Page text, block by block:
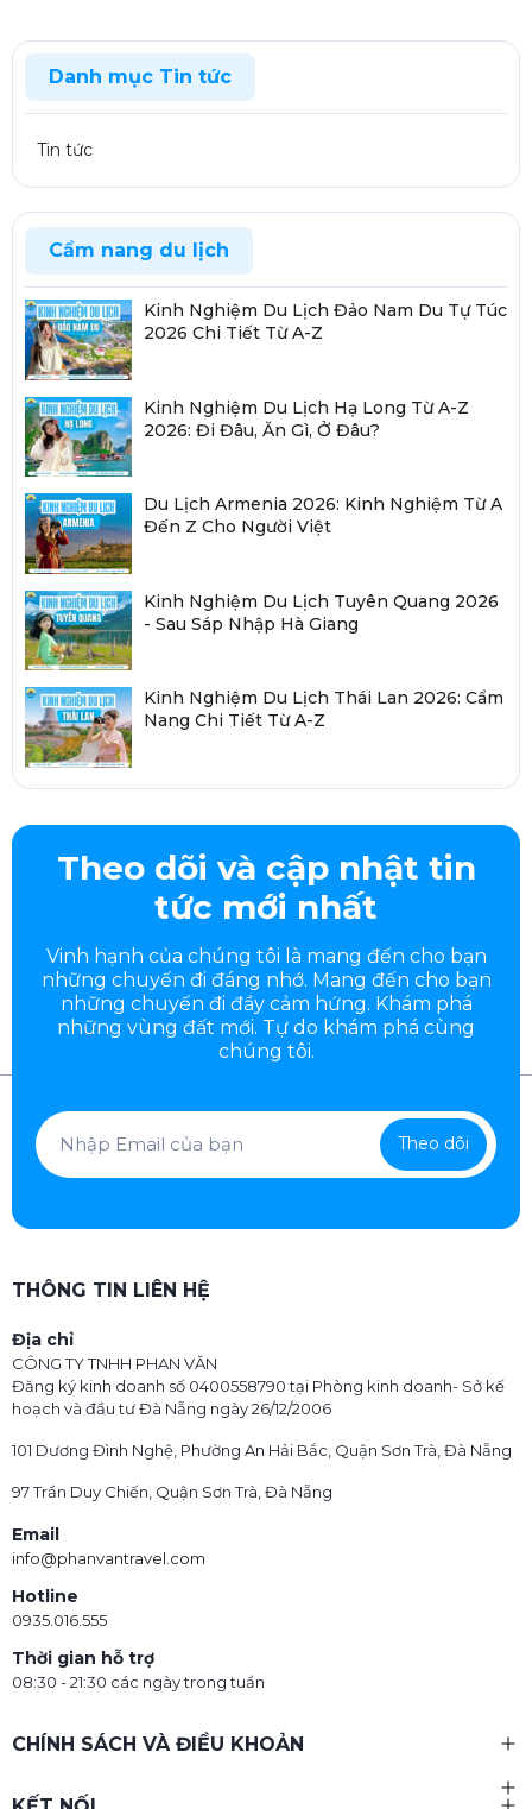
Danh mục Tin tức
Tin tức
Cẩm nang du lịch
Kinh Nghiệm Du Lịch Đảo Nam Du Tự Túc
2026 Chi Tiết Từ A-Z
Kinh Nghiệm Du Lịch Hạ Long Từ A-Z
2026: Đi Đâu, Ăn Gì, Ở Đâu?
Du Lịch Armenia 2026: Kinh Nghiệm Từ A
Đến Z Cho Người Việt
Kinh Nghiệm Du Lịch Tuyên Quang 2026
- Sau Sáp Nhập Hà Giang
Kinh Nghiệm Du Lịch Thái Lan 2026: Cẩm
Nang Chi Tiết Từ A-Z
Theo dõi và cập nhật tin
tức mới nhất
Vinh hạnh của chúng tôi là mang đến cho bạn
những chuyến đi đáng nhớ. Mang đến cho bạn
những chuyến đi đầycảm hứng. Khám phá
những vùng đất mới. Tự do khám phá cùng
chúng tôi.
Theo dõi
THÔNG TIN LIÊN HỆ
Địa chỉ
CÔNG TY TNHH PHAN VĂN
Đăng ký kinh doanh số 0400558790 tại Phòng kinh doanh- Sở kế
hoạch và đầu tư Đà Nẵng ngày 26/12/2006
101 Dương Đình Nghệ, Phường An Hải Bắc, Quận Sơn Trà, Đà Nẵng
97 Trần Duy Chiến, Quận Sơn Trà, Đà Nẵng
Email
info@phanvantravel.com
Hotline
0935.016.555
Thời gian hỗ trợ
08:30 - 21:30 các ngày trong tuần
CHÍNH SÁCH VÀ ĐIỀU KHOẢN